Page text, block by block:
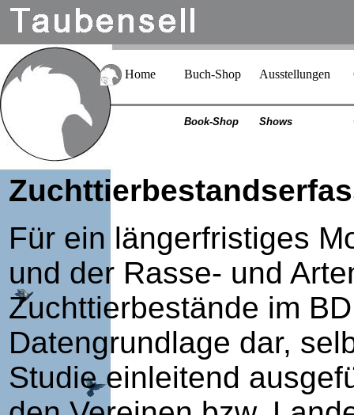
Home Buch-Shop Ausstellungen
Book-Shop Shows
Für ein längerfristiges
und der Rasse- und
Zuchttierbestände im
Datengrundlage dar,
Studie einleitend